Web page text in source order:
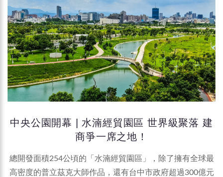
中央公園開幕 | 水湳經貿園區 世界級聚落 建
商爭一席之地！
總開發面積254公頃的「水湳經貿園區」，除了擁有全球最
高密度的普立茲克大師作品，還有台中市政府超過300億元